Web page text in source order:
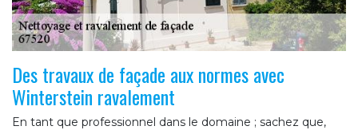
Des travaux de façade aux normes avec
Winterstein ravalement
En tant que professionnel dans le domaine ; sachez que,